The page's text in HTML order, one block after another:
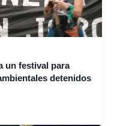
un festival para
detenidos